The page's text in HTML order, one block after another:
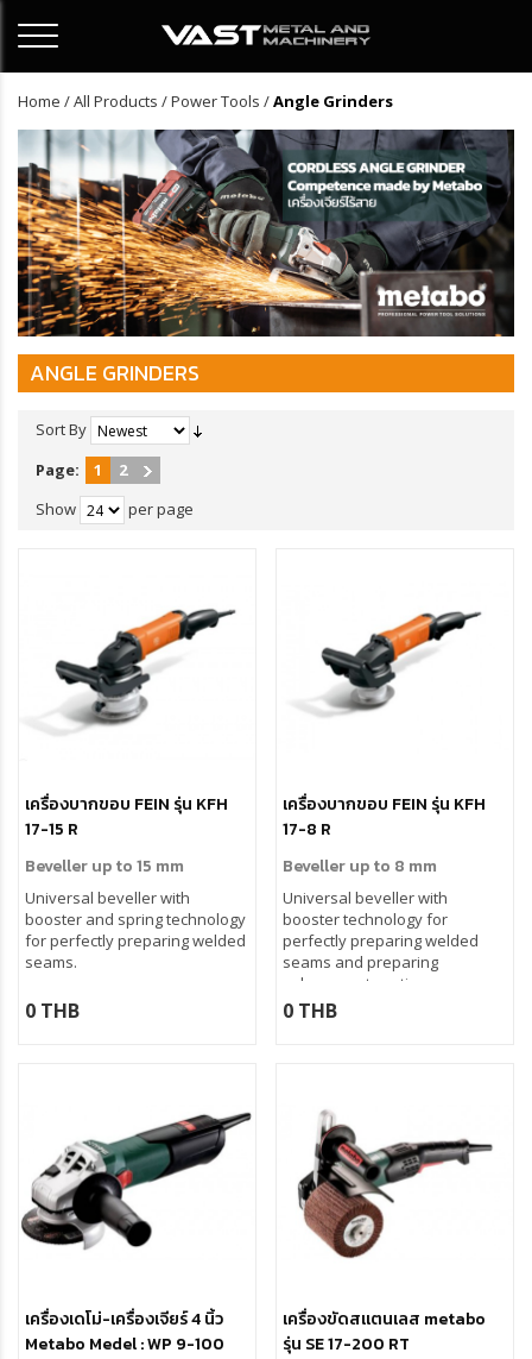
Home /All Products /Power Tools /Angle Grinders
ANGLE GRINDERS
Sort By
Page:
1
2
Show
per page
เครื่องบากขอบ FEIN รุ่น KFH
17-15 R
Beveller up to 15 mm
Universal beveller with
booster and spring technology
for perfectly preparing welded
seams.
0 THB
เครื่องบากขอบ FEIN รุ่น KFH
17-8 R
Beveller up to 8 mm
Universal beveller with
booster technology for
perfectly preparing welded
seams and preparing
subsequent coatings.
0 THB
เครื่องเดโม่-เครื่องเจียร์ 4 นิ้ว
Metabo Medel : WP 9-100
เครื่องขัดสแตนเลส metabo
รุ่น SE 17-200 RT